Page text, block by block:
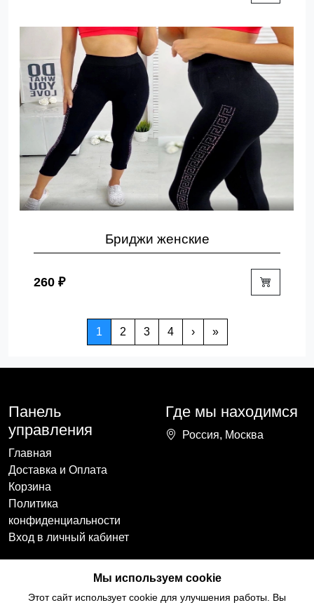
Бриджи женские
260 ₽
1 2 3 4 › »
Панель
управления
Главная
Доставка и Оплата
Корзина
Политика
конфиденциальности
Вход в личный кабинет
Где мы находимся
Россия, Москва
Наши контакты
Мы в социальных
сетях
Мы используем cookie
Этот сайт использует cookie для улучшения работы. Вы